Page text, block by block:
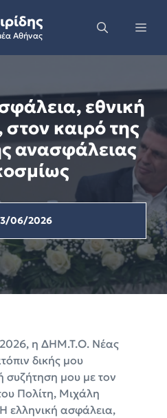
Αθήνας
εθνική
καιρό της
ανασφάλειας
06/2026
2026, η ΔΗΜ.Τ.Ο. Νέας
δικής μου
συζήτηση μου με τον
Πολίτη, Μιχάλη
ελληνική ασφάλεια,